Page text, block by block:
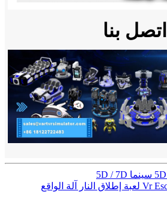
اتصل بنا
Vr Escape Room VR لعبة إطلاق النار آلة الواقع